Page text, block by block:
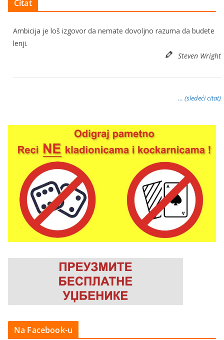
Citat
Ambicija je loš izgovor da nemate dovoljno razuma da budete
lenji.
Steven Wright
… (sledeći citat)
Na Facebook-u